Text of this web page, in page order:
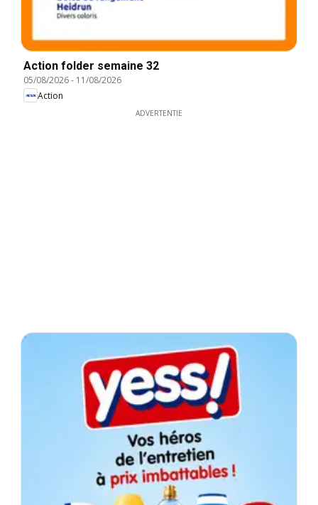
Action folder semaine 32
05/08/2026- 11/08/2026
Action
ADVERTENTIE